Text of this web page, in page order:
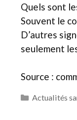
Quels sont
Souvent le
D’autres
seulement
Source :
Catégories
Actualités